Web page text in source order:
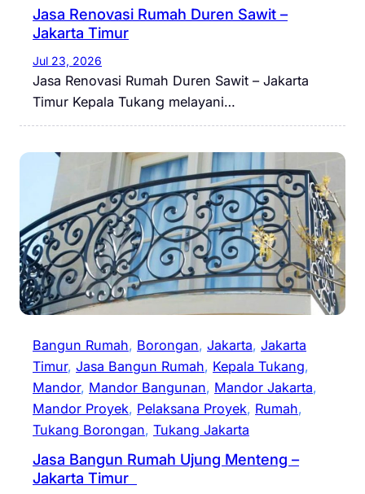
Jasa Renovasi Rumah Duren Sawit –
Jakarta Timur
Jul 23, 2026
Jasa Renovasi Rumah Duren Sawit – Jakarta
Timur Kepala Tukang melayani…
Bangun Rumah, Borongan, Jakarta, Jakarta
Timur, Jasa Bangun Rumah, Kepala Tukang
Mandor, Mandor Bangunan, Mandor Jakarta
Mandor Proyek, Pelaksana Proyek, Rumah
Tukang Borongan, Tukang Jakarta
Jasa Bangun Rumah Ujung Menteng –
Jakarta Timur